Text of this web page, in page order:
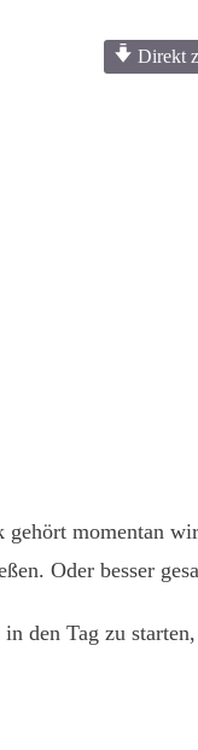
Direkt
momentan
Oder besser
Tag zu